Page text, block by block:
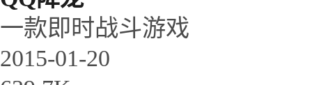
一款即时战斗游戏
2015-01-20